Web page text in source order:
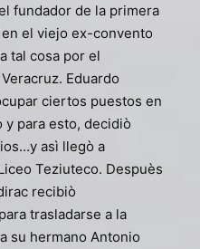
fundador de la primera
el viejo ex-convento
tal cosa por el
Eduardo
ciertos puestos en
y para esto, decidiò
asì llegò a
Teziuteco. Despuès
recibiò
trasladarse a la
su hermano Antonio